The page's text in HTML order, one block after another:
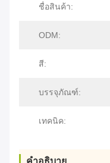
ชื่อสินค้า:
ODM:
สี:
บรรจุภัณฑ์:
เทคนิค: